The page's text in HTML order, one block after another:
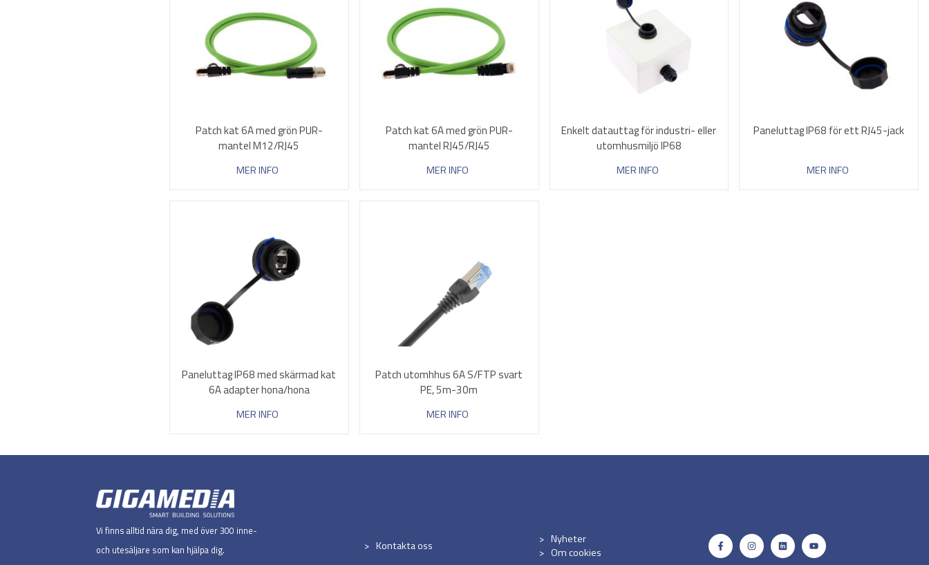
Patch kat 6A med grön PUR-
mantel M12/RJ45
MER INFO
Patch kat 6A med grön PUR-
mantel RJ45/RJ45
MER INFO
Enkelt datauttag för industri- eller
utomhusmiljö IP68
MER INFO
Paneluttag IP68 för ett RJ45-jack
MER INFO
Paneluttag IP68 med skärmad kat
6A adapter hona/hona
MER INFO
Patch utomhhus 6A S/FTP svart
PE, 5m-30m
MER INFO
Vi finns alltid nära dig, med över 300 inne-
och utesäljare som kan hjälpa dig.
Kontakta oss
Nyheter
Om cookies